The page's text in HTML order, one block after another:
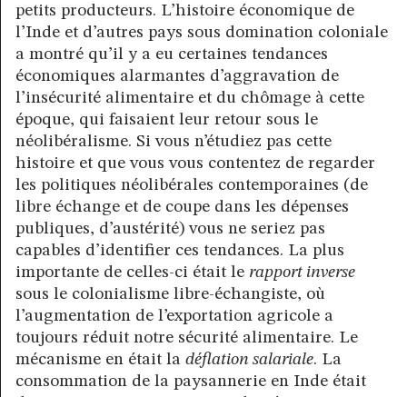
petits producteurs. L’histoire économique de
l’Inde et d’autres pays sous domination coloniale
a montré qu’il y a eu certaines tendances
économiques alarmantes d’aggravation de
l’insécurité alimentaire et du chômage à cette
époque, qui faisaient leur retour sous le
néolibéralisme. Si vous n’étudiez pas cette
histoire et que vous vous contentez de regarder
les politiques néolibérales contemporaines (de
libre échange et de coupe dans les dépenses
publiques, d’austérité) vous ne seriez pas
capables d’identifier ces tendances. La plus
importante de celles-ci était le rapport inverse
sous le colonialisme libre-échangiste, où
l’augmentation de l’exportation agricole a
toujours réduit notre sécurité alimentaire. Le
mécanisme en était la déflation salariale. La
consommation de la paysannerie en Inde était